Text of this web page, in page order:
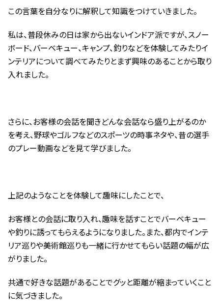
この言葉を自分なりに解釈して知識をつけていきました。
私は、普段休みの日は家から出ないインドア派ですが、スノー
ボード、バーベキュー、キャンプ、釣りなどを体験してみたりイ
ンテリアについて調べてみたりとまず興味のあることから取り
入れました。
さらに、お客様の会話を聞きどんな会話なら盛り上がるのか
を考え、野球やゴルフなどのスポーツの時事ネタや、昔の選手
のプレー動画などを見て学びました。
上記のようなことを体験して趣味にしたことで、
お客様との会話に取り入れ、趣味を話すことでバーベキュー
や釣りに誘ってもらえるようになりました。また、都内でインテ
リア巡りや美術館巡りも一緒に行かせてもらい話題の幅が広
がりました。
共通で好きな話題があることでグッと距離が縮まっていくこと
に気づきました。